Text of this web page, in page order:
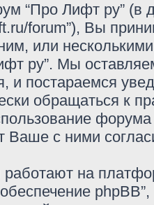
“Про Лифт ру”
forum”), Вы
или
ру”. Мы
и постараемся
обращаться к
Ваше с ними
на